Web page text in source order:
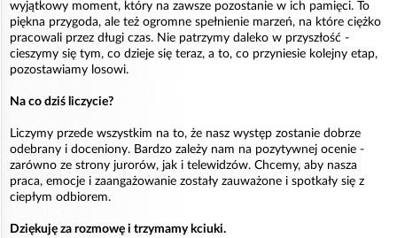
wyjątkowy moment, który na zawsze pozostanie w ich pamięci. To
piękna przygoda, ale też ogromne spełnienie marzeń, na które ciężko
pracowali przez długi czas. Nie patrzymy daleko w przyszłość -
cieszymy się tym, co dzieje się teraz, a to, co przyniesie kolejny etap,
pozostawiamy losowi.
Na co dziś liczycie?
Liczymy przede wszystkim na to, że nasz występ zostanie dobrze
odebrany i doceniony. Bardzo zależy nam na pozytywnej ocenie -
zarówno ze strony jurorów, jak i telewidzów. Chcemy, aby nasza
praca, emocje i zaangażowanie zostały zauważone i spotkały się z
ciepłym odbiorem.
Dziękuję za rozmowę i trzymamy kciuki.